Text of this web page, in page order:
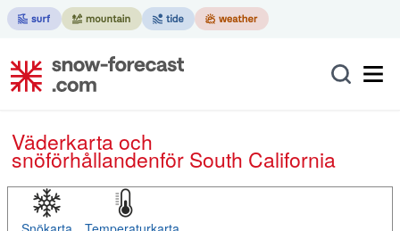
Väderkarta och
snöförhållandenför South California